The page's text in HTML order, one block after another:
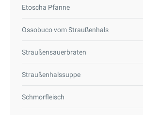
Etoscha Pfanne
Ossobuco vom Straußenhals
Straußensauerbraten
Straußenhalssuppe
Schmorfleisch